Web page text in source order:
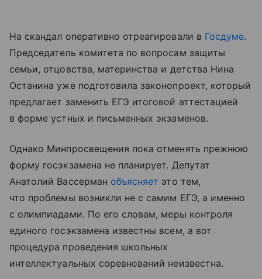
На скандал оперативно отреагировали в Госдуме.
Председатель комитета по вопросам защиты
семьи, отцовства, материнства и детства Нина
Останина уже подготовила законопроект, который
предлагает заменить ЕГЭ итоговой аттестацией
в форме устных и письменных экзаменов.
Однако Минпросвещения пока отменять прежнюю
форму госэкзамена не планирует. Депутат
Анатолий Вассерман объясняет это тем,
что проблемы возникли не с самим ЕГЭ, а именно
с олимпиадами. По его словам, меры контроля
единого госэкзамена известны всем, а вот
процедура проведения школьных
интеллектуальных соревнований неизвестна.